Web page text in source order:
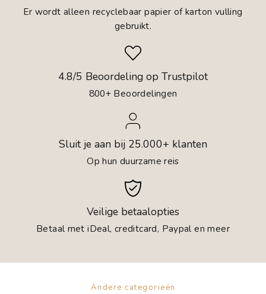
Er wordt alleen recyclebaar papier of karton vulling
gebruikt.
4.8/5 Beoordeling op Trustpilot
800+ Beoordelingen
Sluit je aan bij 25.000+ klanten
Op hun duurzame reis
Veilige betaalopties
Betaal met iDeal, creditcard, Paypal en meer
Andere categorieën